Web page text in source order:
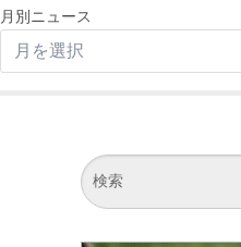
月別ニュース